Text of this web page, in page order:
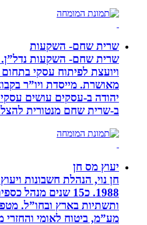
שרית שחם- השקעות
שרית שחם- השקעות נדל”ן.
ויועצת לפיתוח עסקי בתחום
מאושרת. ‏מייסדת ויו”ר
יהודה‏ ב-‏עסקים עושים
ב-‏שרית שחם מנטורית להצלחה
יעוץ מס חן
חן נוי, הנהלת חשבונות ויעוץ
1988. כ15 שנים מנהל
ותשתיות בארץ ובחו”ל. מטפל
מע”מ, ביטוח לאומי והחזרי